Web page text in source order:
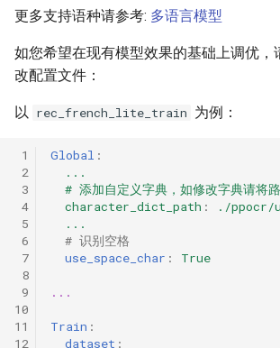
更多支持语种请参考: 多语言模型
如您希望在现有模型效果的基础上调优，
改配置文件：
以 rec_french_lite_train 为例：
1
2
3
4
5
6
7
8
9
10
11
12
Global :
...
# 添加自定义字典，如修改字典请将
character_dict_path :
./
...
# 识别空格
use_space_char : True
...
Train :
dataset :